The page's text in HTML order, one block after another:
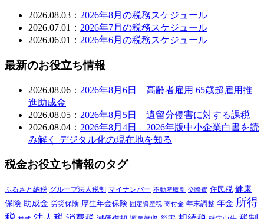
2026.08.03： 2026年8月の税務スケジュール
2026.07.01： 2026年7月の税務スケジュール
2026.06.01： 2026年6月の税務スケジュール
最新のお役立ち情報
2026.08.06： 2026年8月6日 高齢者雇用 65歳超雇用推
進助成金
2026.08.05： 2026年8月5日 遺留分侵害に対する課税
2026.08.04： 2026年8月4日 2026年版中小企業白書を読
み解く デジタル化の現在地を知る
税金お役立ち情報のタグ
ふるさと納税 グループ法人税制 マイナンバー 不動産取引 交際費 住民税 健康
保険 助成金 労災保険 厚生年金保険 固定資産税 寄付金 年末調整 年金 所得